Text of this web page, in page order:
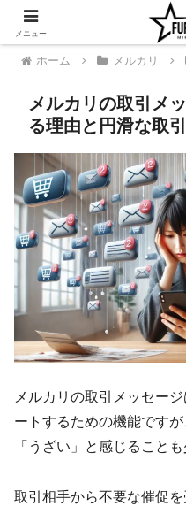
ホーム メルカリ
メルカリの取引メ
る理由と円滑な取
メルカリの取引メッセー
ートするための機能です
「うざい」と感じること
取引相手から不要な催促
メニュー